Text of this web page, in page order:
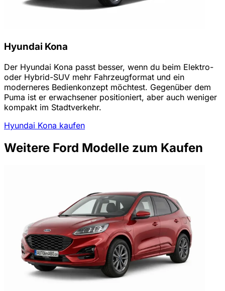
Hyundai Kona
Der Hyundai Kona passt besser, wenn du beim Elektro-
oder Hybrid-SUV mehr Fahrzeugformat und ein
moderneres Bedienkonzept möchtest. Gegenüber dem
Puma ist er erwachsener positioniert, aber auch weniger
kompakt im Stadtverkehr.
Hyundai Kona kaufen
Weitere Ford Modelle zum Kaufen